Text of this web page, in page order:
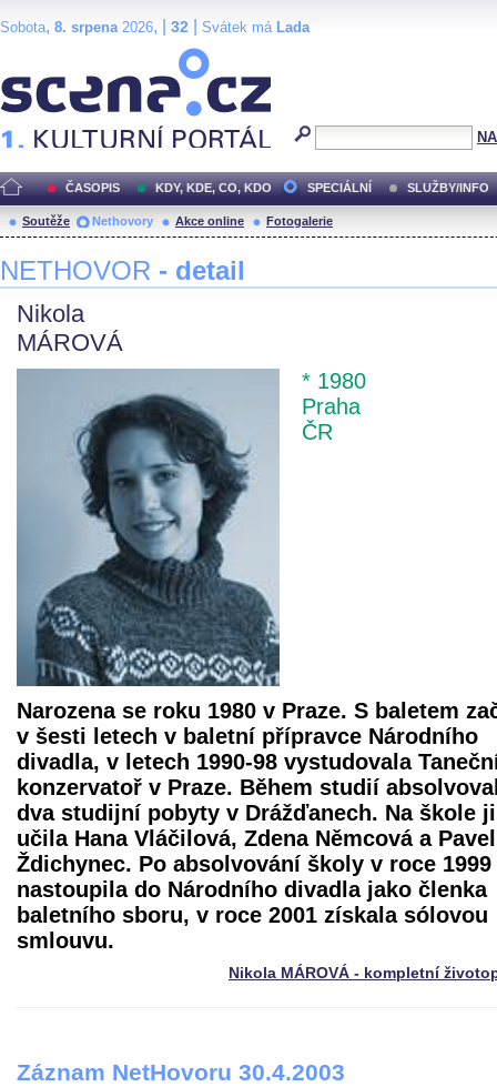
Sobota, 8. srpena2026, | 32 Svátek má Lada
ČASOPIS KDY, KDE, CO, KDO SPECIÁLNÍ SLUŽBY/INFO
Soutěže Nethovory Akce online Fotogalerie
NETHOVOR - detail
Nikola
MÁROVÁ
* 1980
Praha
ČR
Narozena se roku 1980 v Praze. S baletem
v šesti letech v baletní přípravce Národního
divadla, v letech 1990-98 vystudovala
konzervatoř v Praze. Během studií
dva studijní pobyty v Drážďanech. Na škole ji
učila Hana Vláčilová, Zdena Němcová a Pavel
Ždichynec. Po absolvování školy v roce 1999
nastoupila do Národního divadla jako členka
baletního sboru, v roce 2001 získala sólovou
smlouvu.
Nikola MÁROVÁ - kompletní
Záznam NetHovoru 30.4.2003